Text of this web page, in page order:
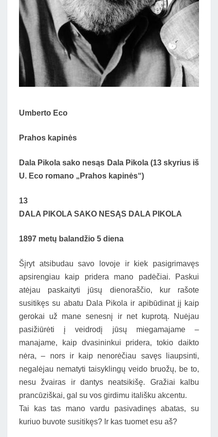
Umberto Eco
Prahos kapinės
Dala Pikola sako nesąs Dala Pikola (13 skyrius iš
U. Eco romano „Prahos kapinės“)
13
DALA PIKOLA SAKO NESĄS DALA PIKOLA
1897 metų balandžio 5 diena
Šįryt atsibudau savo lovoje ir kiek pasigrimavęs
apsirengiau kaip pridera mano padėčiai. Paskui
atėjau paskaityti jūsų dienoraščio, kur rašote
susitikęs su abatu Dala Pikola ir apibūdinat jį kaip
gerokai už mane senesnį ir net kuprotą. Nuėjau
pasižiūrėti į veidrodį jūsų miegamajame –
manajame, kaip dvasininkui pridera, tokio daikto
nėra, – nors ir kaip nenorėčiau savęs liaupsinti,
negalėjau nematyti taisyklingų veido bruožų, be to,
nesu žvairas ir dantys neatsikišę. Gražiai kalbu
prancūziškai, gal su vos girdimu itališku akcentu.
Tai kas tas mano vardu pasivadinęs abatas, su
kuriuo buvote susitikęs? Ir kas tuomet esu aš?